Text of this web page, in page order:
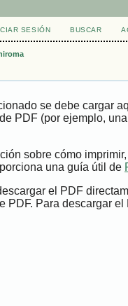
SESIÓN BUSCAR
se debe cargar
PDF (por ejemplo,
sobre cómo
una guía útil de
el PDF
PDF. Para descargar